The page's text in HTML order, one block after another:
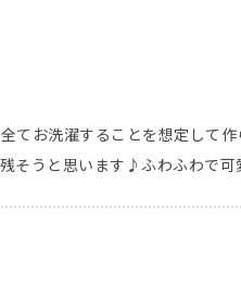
てお洗濯することを想定して
そうと思います♪ふわふわで可